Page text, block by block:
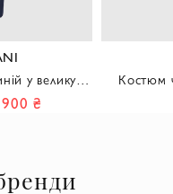
у велику
текстурою
₴
Костюм